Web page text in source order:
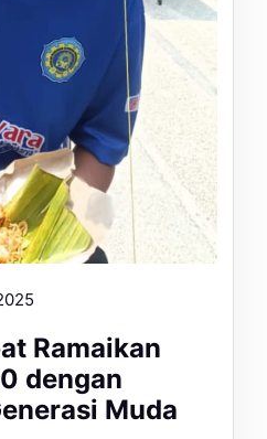
Ramaikan
dengan
Muda